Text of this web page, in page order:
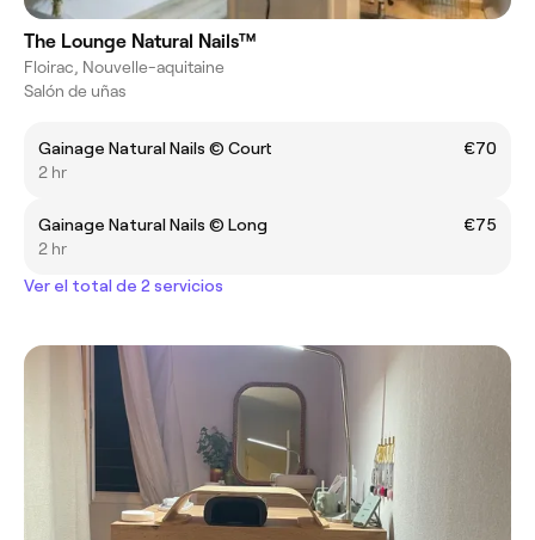
The Lounge Natural Nails™
Floirac, Nouvelle-aquitaine
Salón de uñas
Gainage Natural Nails ©️ Court
€70
2 hr
Gainage Natural Nails ©️ Long
€75
2 hr
Ver el total de 2 servicios